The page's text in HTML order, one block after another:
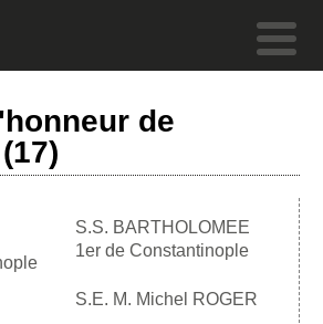
de
S.S. BARTHOLOMEE
1er de Constantinople
S.E. M. Michel ROGER